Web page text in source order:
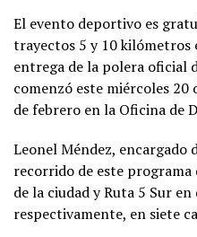
El evento deportivo es
trayectos 5 y 10 kilómetros
entrega de la polera oficial
comenzó este miércoles 20
de febrero en la Oficina de
Leonel Méndez, encargado
recorrido de este
de la ciudad y Ruta 5 Sur
respectivamente, en siete